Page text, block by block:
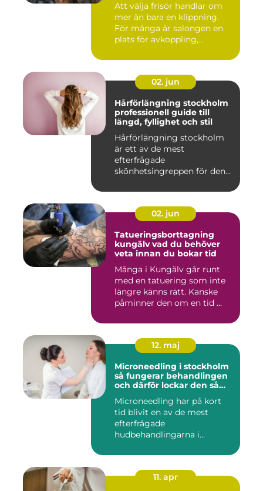
Att välja frisör handlar om
mer än bara en klippning.
För många är salongen en
plats för avkoppling,...
02. jun
Hårförlängning stockholm
professionell guide till
längd, fyllighet och stil
Hårförlängning stockholm
är ett av de mest
efterfrågade
skönhetsingreppen för den
02. jun
Tatueringsborttagning
kungälv vad du behöver
veta innan du bokar tid
Många i Kungälv går runt
med en tatuering som inte
längre känns rätt. Kanske
påminner den om en tid ...
12. maj
Microneedling i stockholm
så fungerar behandlingen
och därför lockar den så
Microneedling har på kort
tid blivit en av de mest
efterfrågade
hudbehandlingarna i
11. apr